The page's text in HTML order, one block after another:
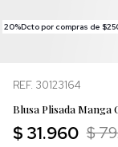
20%Dcto por compras de
REF. 30123164
Blusa Plisada
$ 31.960 $